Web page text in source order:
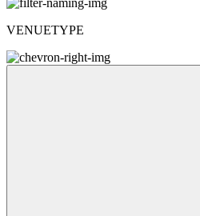
VENUETYPE